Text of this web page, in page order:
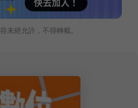
未經允許，不得轉載。